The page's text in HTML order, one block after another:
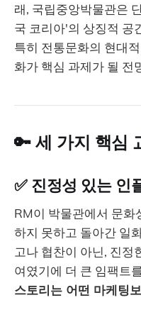
래, 국립중앙박물관은
국 코리아'의 상징적 공
특히 전통문화의 현대
화가 핵심 과제가 될 전
🔑 세 가지 핵심
✅ 진정성 있는 인
RM이 박물관에서 문화
하지 못하고 돌아간 일
고나 협찬이 아닌, 진정
여였기에 더 큰 임팩트
스토리는 어떤 마케팅